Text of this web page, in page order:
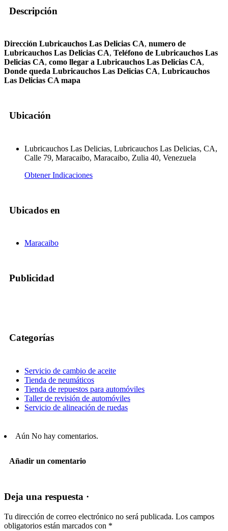
Descripción
Dirección Lubricauchos Las Delicias CA, numero de
Lubricauchos Las Delicias CA, Teléfono de Lubricauchos Las
Delicias CA, como llegar a Lubricauchos Las Delicias CA,
Donde queda Lubricauchos Las Delicias CA, Lubricauchos
Las Delicias CA mapa
Ubicación
Lubricauchos Las Delicias, Lubricauchos Las Delicias, CA,
Calle 79, Maracaibo, Maracaibo, Zulia 40, Venezuela
Obtener Indicaciones
Ubicados en
Maracaibo
Publicidad
Categorías
Servicio de cambio de aceite
Tienda de neumáticos
Tienda de repuestos para automóviles
Taller de revisión de automóviles
Servicio de alineación de ruedas
Aún No hay comentarios.
Añadir un comentario
Deja una respuesta ·
Tu dirección de correo electrónico no será publicada. Los campos
obligatorios están marcados con *